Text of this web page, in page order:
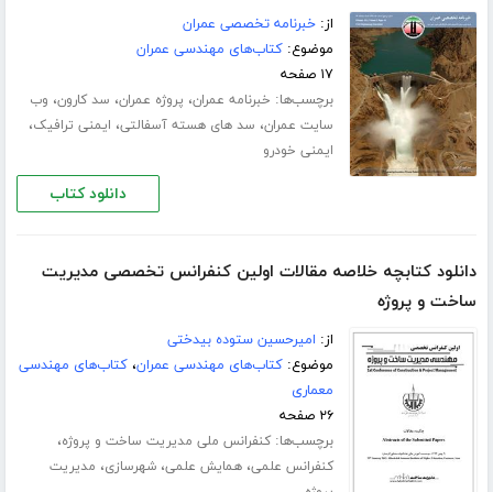
از:خبرنامه تخصصی عمران
موضوع:کتاب‌های مهندسی عمران
۱۷ صفحه
برچسب‌ها: خبرنامه عمران، پروژه عمران، سد کارون، وب
سایت عمران، سد های هسته آسفالتی، ایمنی ترافیک،
ایمنی خودرو
دانلود کتاب
دانلود کتابچه خلاصه مقالات اولین کنفرانس تخصصی مدیریت
ساخت و پروژه
از: امیرحسین ستوده بیدختی
موضوع:کتاب‌های مهندسی عمران،کتاب‌های مهندسی
معماری
۲۶ صفحه
برچسب‌ها:کنفرانس ملی مدیریت ساخت و پروژه،
کنفرانس علمی،همایش علمی،شهرسازی، مدیریت